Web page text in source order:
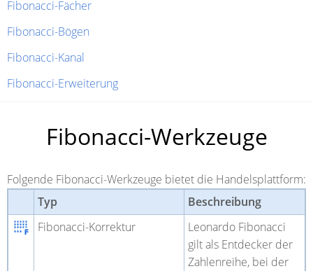
Fibonacci-Fächer
Fibonacci-Bögen
Fibonacci-Kanal
Fibonacci-Erweiterung
Fibonacci-Werkzeuge
Folgende Fibonacci-Werkzeuge bietet die Handelsplattform:
Typ
Beschreibung
Fibonacci-Korrektur
Leonardo Fibonacci
gilt als Entdecker der
Zahlenreihe, bei der